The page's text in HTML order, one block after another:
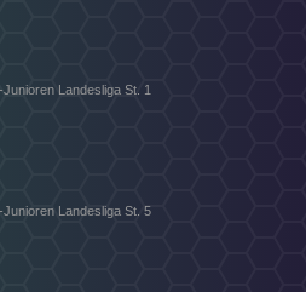
Junioren Landesliga St. 1
Junioren Landesliga St. 5